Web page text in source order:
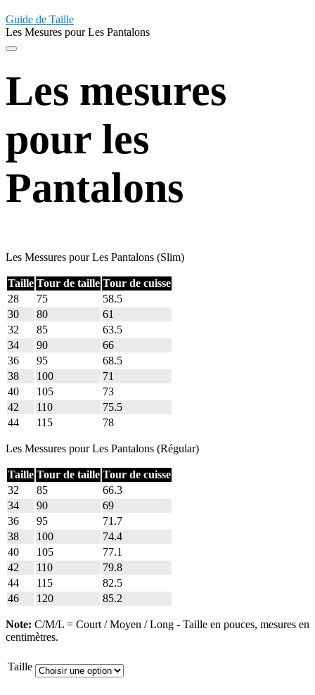
Guide de Taille
Les Mesures pour Les Pantalons
Les mesures
pour les
Pantalons
Les Messures pour Les Pantalons (Slim)
Taille Tour de taille Tour de cuisse
28
75
58.5
30
80
61
32
85
63.5
34
90
66
36
95
68.5
38
100
71
40
105
73
42
110
75.5
44
115 78
Les Messures pour Les Pantalons (Régular)
Taille Tour de taille Tour de cuisse
32
85
66.3
34
90
69
36
95
71.7
38
100
74.4
40
105
77.1
42
110
79.8
44
115
82.5
46
120 85.2
Note: C/M/L = Court / Moyen / Long - Taille en pouces, mesures en
centimètres.
Taille